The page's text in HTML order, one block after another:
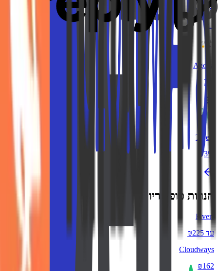
עד 3.9%
Agoda
3%
Tiqets
3%
חנויות פופולריות
Fiverr
עד ₪225
Cloudways
₪162